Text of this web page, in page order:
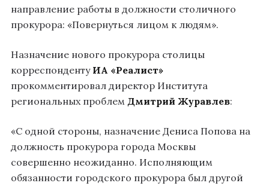
направление работы в должности столичного
прокурора: «Повернуться лицом к людям».
Назначение нового прокурора столицы
корреспонденту ИА «Реалист»
прокомментировал директор Института
региональных проблем Дмитрий Журавлев:
«С одной стороны, назначение Дениса Попова на
должность прокурора города Москвы
совершенно неожиданно. Исполняющим
обязанности городского прокурора был другой